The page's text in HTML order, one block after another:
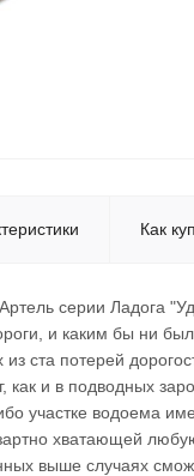
Как
серии Ладога
и каким бы ни
из ста потерей
как и в подводных
участке водоема
хватающей
выше случаях